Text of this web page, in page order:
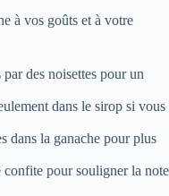
à vos goûts et à votre
des noisettes pour un
dans le sirop si vous
dans la ganache pour plus
confite pour souligner la note